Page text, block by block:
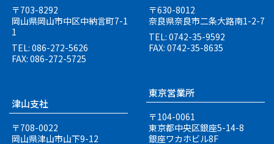
〒703-8292
岡山県岡山市中区中納言町7-1
1
TEL: 086-272-5626
FAX: 086-272-5725
津山支社
〒708-0022
岡山県津山市山下9-12
〒630-8012
奈良県奈良市二条大路南1-2-7
TEL: 0742-35-9592
FAX: 0742-35-8635
東京営業所
〒104-0061
東京都中央区銀座5-14-8
銀座ワカホビル8F